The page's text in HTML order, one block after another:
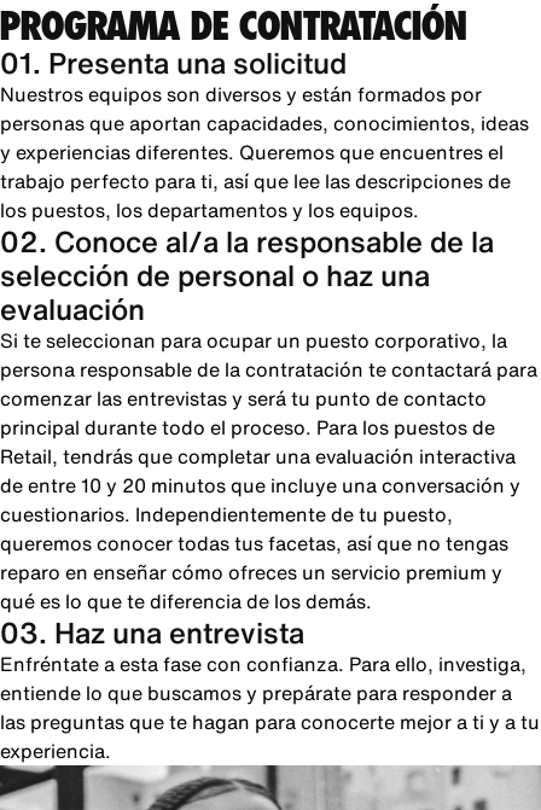
PROGRAMA DE CONTRATACIÓN
01. Presenta una solicitud
Nuestros equipos son diversos y están formados por
personas que aportan capacidades, conocimientos, ideas
y experiencias diferentes. Queremos que encuentres el
trabajo perfecto para ti, así que lee las descripciones de
los puestos, los departamentos y los equipos.
02. Conoce al/a la responsable de la
selección de personal o haz una
evaluación
Si te seleccionan para ocupar un puesto corporativo, la
persona responsable de la contratación te contactará para
comenzar las entrevistas y será tu punto de contacto
principal durante todo el proceso. Para los puestos de
Retail, tendrás que completar una evaluación interactiva
de entre 10 y 20 minutos que incluye una conversación y
cuestionarios. Independientemente de tu puesto,
queremos conocer todas tus facetas, así que no tengas
reparo en enseñar cómo ofreces un servicio premium y
qué es lo que te diferencia de los demás.
03. Haz una entrevista
Enfréntate a esta fase con confianza. Para ello, investiga,
entiende lo que buscamos y prepárate para responder a
las preguntas que te hagan para conocerte mejor a ti y a tu
experiencia.